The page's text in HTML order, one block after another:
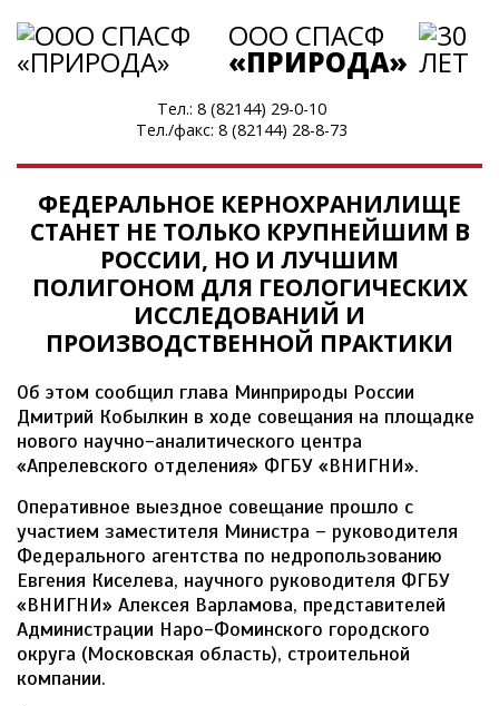
ООО СПАСФ
«ПРИРОДА»
Тел.: 8 (82144) 29-0-10
Тел./факс: 8 (82144) 28-8-73
ФЕДЕРАЛЬНОЕ КЕРНОХРАНИЛИЩЕ
СТАНЕТ НЕ ТОЛЬКО КРУПНЕЙШИМ В
РОССИИ, НО И ЛУЧШИМ
ПОЛИГОНОМ ДЛЯ ГЕОЛОГИЧЕСКИХ
ИССЛЕДОВАНИЙ И
ПРОИЗВОДСТВЕННОЙ ПРАКТИКИ
Об этом сообщил глава Минприроды России
Дмитрий Кобылкин в ходе совещания на площадке
нового научно-аналитического центра
«Апрелевского отделения» ФГБУ «ВНИГНИ».
Оперативное выездное совещание прошло с
участием заместителя Министра – руководителя
Федерального агентства по недропользованию
Евгения Киселева, научного руководителя ФГБУ
«ВНИГНИ» Алексея Варламова, представителей
Администрации Наро-Фоминского городского
округа (Московская область), строительной
компании.